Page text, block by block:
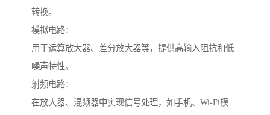
转换。
模拟电路：
用于运算放大器、差分放大器等，提供高输入阻抗和低
噪声特性。
射频电路：
在放大器、混频器中实现信号处理，如手机、Wi-Fi模